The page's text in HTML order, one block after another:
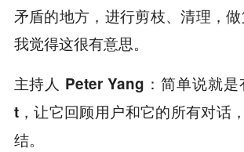
矛盾的地方，进行剪枝、清理，做
我觉得这很有意思。
主持人 Peter Yang：简单说就
t，让它回顾用户和它的所有对话
结。